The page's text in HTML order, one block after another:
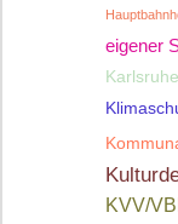
eigener
KVV/